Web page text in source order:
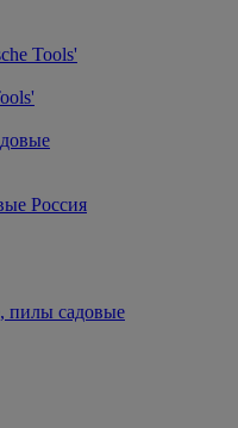
Tools'
Россия
пилы садовые